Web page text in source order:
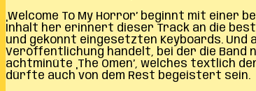
‚Welcome To My Horror’ beginnt mit
Inhalt her erinnert dieser Track an die
und gekonnt eingesetzten Keyboards. Und
Veröffentlichung handelt, bei der die Band
achtminüte ‚The Omen’, welches textlich
dürfte auch von dem Rest begeistert sein.